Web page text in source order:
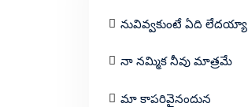
నువివ్వకుంటే ఏది లేదయ్యా
నా నమ్మిక నీవు మాత్రమే
మా కాపరివైనందున